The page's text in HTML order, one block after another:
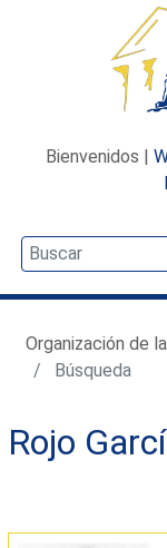
Bienvenidos |
Organización de
Búsqueda
Rojo